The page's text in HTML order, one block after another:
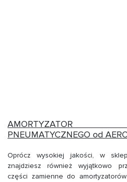
AMORTYZATOR
PNEUMATYCZNEGO od
Oprócz wysokiej jakości, w
znajdziesz również wyjątkowo
części zamienne do